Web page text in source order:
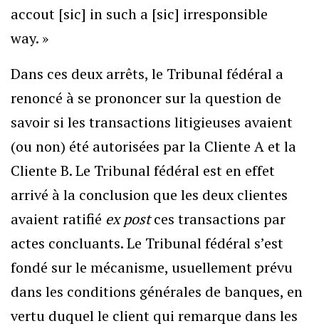
accout [sic] in such a [sic] irresponsible
way. »
Dans ces deux arrêts, le Tribunal fédéral a
renoncé à se prononcer sur la question de
savoir si les transactions litigieuses avaient
(ou non) été autorisées par la Cliente A et la
Cliente B. Le Tribunal fédéral est en effet
arrivé à la conclusion que les deux clientes
avaient ratifié ex postces transactions par
actes concluants. Le Tribunal fédéral s’est
fondé sur le mécanisme, usuellement prévu
dans les conditions générales de banques, en
vertu duquel le client qui remarque dans les